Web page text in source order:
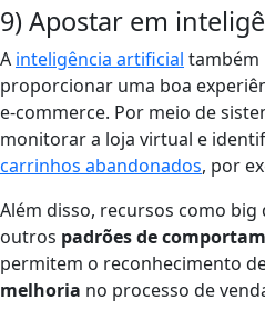
9) Apostar em
A inteligência artificial também
proporcionar uma boa
e-commerce. Por meio de
monitorar a loja virtual e
carrinhos abandonados, por
Além disso, recursos como big
outros padrões de
permitem o reconhecimento
melhoria no processo de